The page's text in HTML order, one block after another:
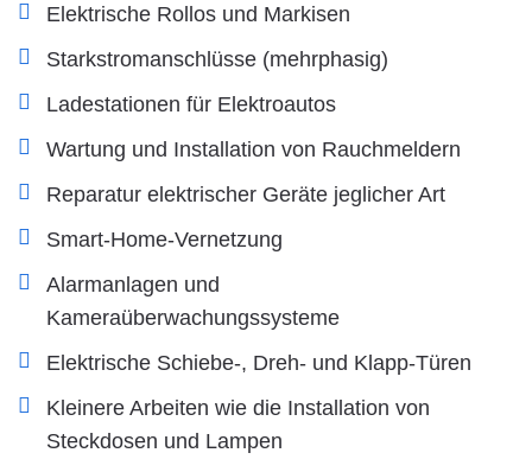
Elektrische Rollos und Markisen
Starkstromanschlüsse (mehrphasig)
Ladestationen für Elektroautos
Wartung und Installation von Rauchmeldern
Reparatur elektrischer Geräte jeglicher Art
Smart-Home-Vernetzung
Alarmanlagen und
Kameraüberwachungssysteme
Elektrische Schiebe-, Dreh- und Klapp-Türen
Kleinere Arbeiten wie die Installation von
Steckdosen und Lampen